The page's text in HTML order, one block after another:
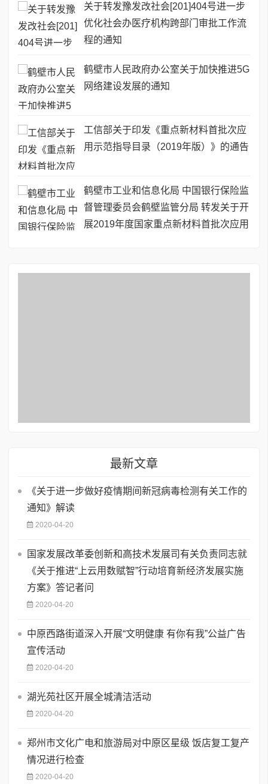
关于转发豫发改社会[201]404号进一步
优化社会办医疗机构跨部门审批工作流
程的通知
鹤壁市人民政府办公室关于加快推进5G
网络建设发展的通知
工信部关于印发《重点新材料首批次应
用示范指导目录（2019年版）》的通告
鹤壁市工业和信息化局 中国银行保险监
督管理委员会鹤壁监管分局 转发关于开
展2019年度国家重点新材料首批次应用
最新文章
《关于进一步做好疫情期间新冠病毒检测有关工作的
通知》解读
2020-04-20
国家发展改革委创新和高技术发展司有关负责同志就
《关于推进“上云用数赋智”行动培育新经济发展实施
方案》答记者问
2020-04-20
中原西路街道深入开展“文明健康 有你有我”公益广告
宣传活动
2020-04-20
湖光苑社区开展全城清洁活动
2020-04-20
郑州市文化广电和旅游局对中原区星级 饭店复工复产
情况进行检查
2020-04-20